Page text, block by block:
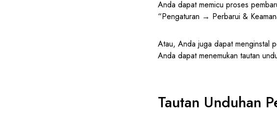
Anda dapat memicu proses
“Pengaturan → Perbarui &
Atau, Anda juga dapat menginstal
Anda dapat menemukan tautan
Tautan Unduhan